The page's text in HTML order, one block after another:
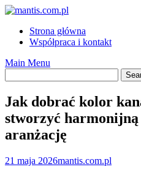
Skip
contentStrona główna
Współpraca i kontakt
Main Menu
Jak dobrać kolor
stworzyć
aranżację
21 maja 2026mantis.com.pl